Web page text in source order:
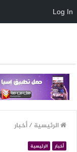
الرئيسية /أخبار
أخبار الرئيسية
Log In